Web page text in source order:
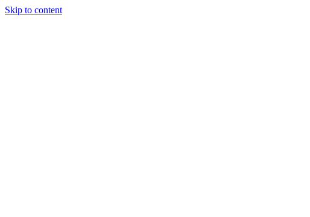
Skip to content